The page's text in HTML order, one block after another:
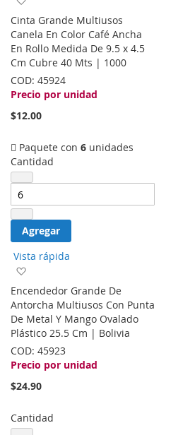
la
lista
de
deseos
Cinta Grande Multiusos
Canela En Color Café Ancha
En Rollo Medida De 9.5 x 4.5
Cm Cubre 40 Mts | 1000
COD: 45924
Precio por unidad
$12.00
Paquete con 6 unidades
Cantidad
Agregar
Vista rápida
la
lista
de
deseos
Encendedor Grande De
Antorcha Multiusos Con Punta
De Metal Y Mango Ovalado
Plástico 25.5 Cm | Bolivia
COD: 45923
Precio por unidad
$24.90
Cantidad